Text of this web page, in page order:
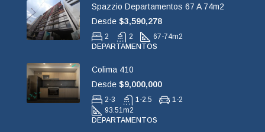
Spazzio Departamentos 67 A 74m2
Desde $3,590,278
2 2 67-74m2
DEPARTAMENTOS
Colima 410
Desde $9,000,000
2-3 1-2.5
1-2
93.51m2
DEPARTAMENTOS